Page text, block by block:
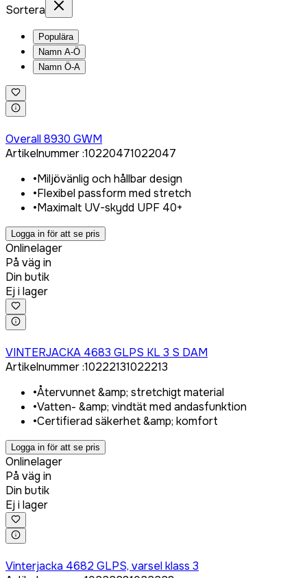
Sortera
Populära
Namn A-Ö
Namn Ö-A
Overall 8930 GWM
Artikelnummer:10220471022047
•Miljövänlig och hållbar design
•Flexibel passform med stretch
•Maximalt UV-skydd UPF 40+
Logga in för att se pris
Onlinelager
På väg in
Din butik
Ej i lager
VINTERJACKA 4683 GLPS KL 3 S DAM
Artikelnummer:10222131022213
•Återvunnet &amp; stretchigt material
•Vatten- &amp; vindtät med andasfunktion
•Certifierad säkerhet &amp; komfort
Logga in för att se pris
Onlinelager
På väg in
Din butik
Ej i lager
Vinterjacka 4682 GLPS, varsel klass 3